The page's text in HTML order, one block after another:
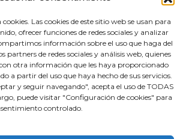
Las cookies de este sitio web se usan para
ofrecer funciones de redes sociales y analizar
información sobre el uso que haga del
partners de redes sociales y análisis web, quienes
otra información que les haya proporcionado
a partir del uso que haya hecho de sus servicios.
y seguir navegando", acepta el uso de TODAS
puede visitar "Configuración de cookies" para
controlado.